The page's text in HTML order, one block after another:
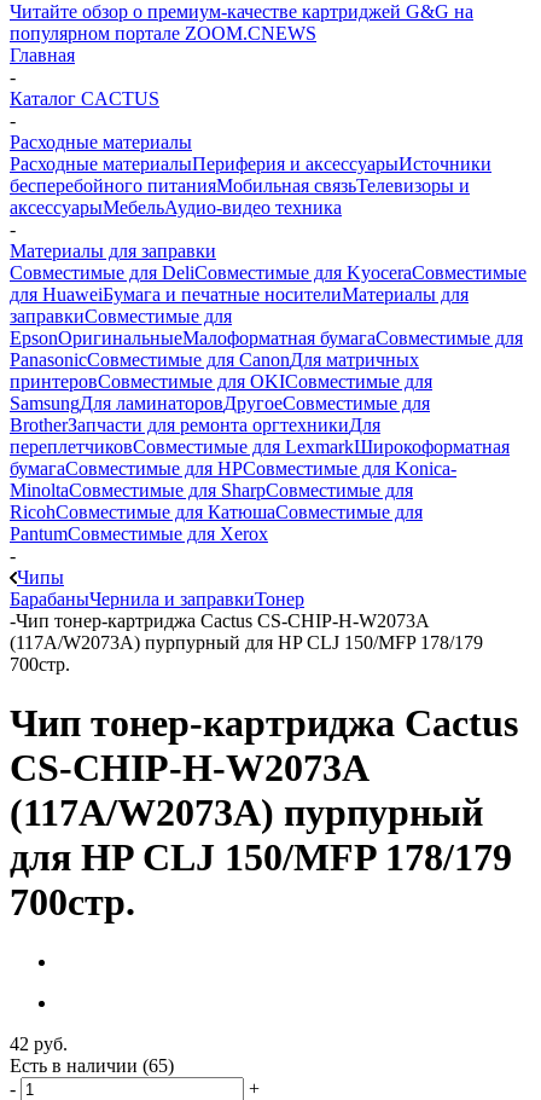
Читайте обзор о премиум-качестве картриджей G&G на
популярном портале ZOOM.CNEWS
Главная
-
Каталог CACTUS
-
Расходные материалы
Расходные материалыПериферия и аксессуарыИсточники
бесперебойного питанияМобильная связьТелевизоры и
аксессуарыМебельАудио-видео техника
-
Материалы для заправки
Совместимые для DeliСовместимые для KyoceraСовместимые
для HuaweiБумага и печатные носителиМатериалы для
заправкиСовместимые для
EpsonОригинальныеМалоформатная бумагаСовместимые для
PanasonicСовместимые для CanonДля матричных
принтеровСовместимые для OKIСовместимые для
SamsungДля ламинаторовДругоеСовместимые для
BrotherЗапчасти для ремонта оргтехникиДля
переплетчиковСовместимые для LexmarkШирокоформатная
бумагаСовместимые для HPСовместимые для Konica-
MinoltaСовместимые для SharpСовместимые для
RicohСовместимые для КатюшаСовместимые для
PantumСовместимые для Xerox
-
Чипы
БарабаныЧернила и заправкиТонер
-Чип тонер-картриджа Cactus CS-CHIP-H-W2073A
(117A/W2073A) пурпурный для HP CLJ 150/MFP 178/179
700стр.
Чип тонер-картриджа Cactus
CS-CHIP-H-W2073A
(117A/W2073A) пурпурный
для HP CLJ 150/MFP 178/179
700стр.
42 руб.
Есть в наличии (65)
-
+